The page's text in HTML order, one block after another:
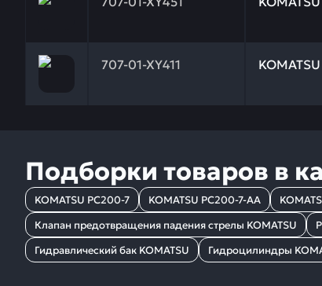
707-01-XY411 KOMATSU
Заказывая запчасти у нас, вы получаете
Подборки товаров в
KOMATSU PC200-7 KOMATSU PC200-7-AA
Клапан предотвращения падения стрелы KOMATSU
Гидравлический бак KOMATSU
Гидроцилиндры